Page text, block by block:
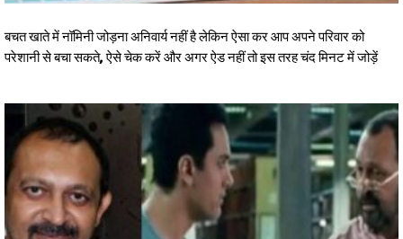
बचत खाते में नॉमिनी जोड़ना अनिवार्य नहीं है लेकिन ऐसा कर आप अपने परिवार को
परेशानी से बचा सकते, ऐसे चेक करें और अगर ऐड नहीं तो इस तरह चंद मिनट में जोड़ें